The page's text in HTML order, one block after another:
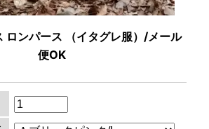
ロンパース （イタグレ服）/メール
便OK